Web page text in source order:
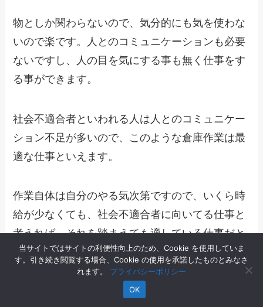
物としか関わらないので、気分的にも気を使わな
いので楽です。人とのコミュニケーションも必要
ないですし、人の目を気にする事も無く仕事をす
る事ができます。
社会不適合者といわれる人は人とのコミュニケー
ション不足が多いので、このような倉庫作業は最
適な仕事といえます。
作業自体は自分のやる気次第ですので、いくら時
給が少なくても、社会不適合者に向いてる仕事と
考えれば、それを踏まえても適している仕事だと
言えます。
業務の一連の流れさえ覚えてしまえば、後は毎日
当サイトではサイトの利便性向上のため、Cookie を使用していま
す。引き続き閲覧する場合、Cookie の使用を承諾したものとみなさ
れます。 プライバシーポリシー
OK